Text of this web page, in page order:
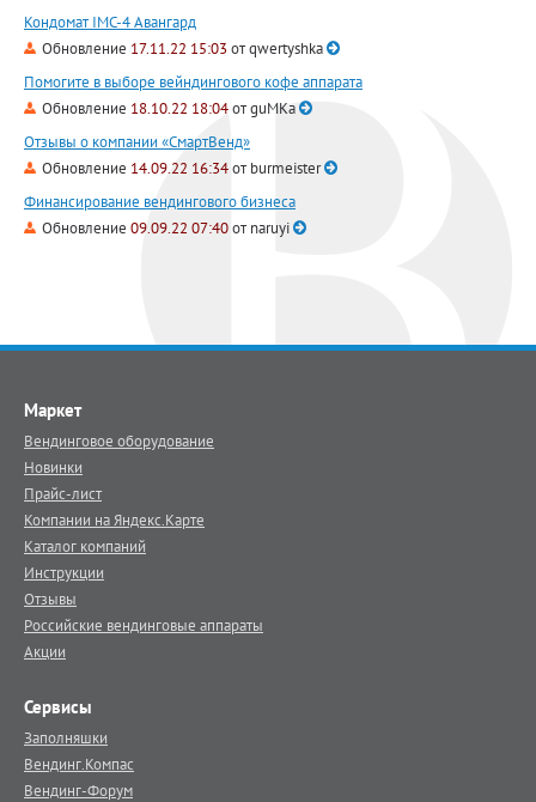
Кондомат IMC-4 Авангард
Обновление 17.11.22 15:03 отqwertyshka
Помогите в выборе вейндингового кофе аппарата
Обновление 18.10.22 18:04отguMKa
Отзывы о компании «СмартВенд»
Обновление 14.09.22 16:34отburmeister
Финансирование вендингового бизнеса
Обновление 09.09.22 07:40отnaruyi
Маркет
Вендинговое оборудование
Новинки
Прайс-лист
Компании на Яндекс.Карте
Каталог компаний
Инструкции
Отзывы
Российские вендинговые аппараты
Акции
Сервисы
Заполняшки
Вендинг.Компас
Вендинг-Форум